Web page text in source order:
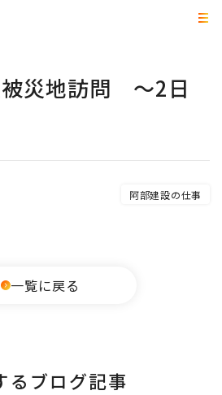
災地訪問 ～2日
阿部建設の仕事
一覧に戻る
るブログ記事